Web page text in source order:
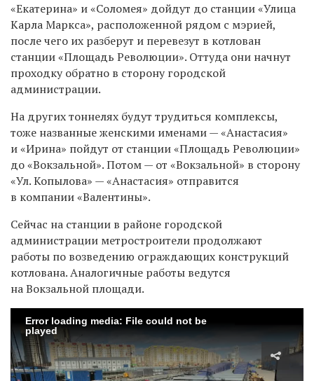
«Екатерина» и «Соломея» дойдут до станции «Улица
Карла Маркса», расположенной рядом с мэрией,
после чего их разберут и перевезут в котлован
станции «Площадь Революции». Оттуда они начнут
проходку обратно в сторону городской
администрации.
На других тоннелях будут трудиться комплексы,
тоже названные женскими именами — «Анастасия»
и «Ирина» пойдут от станции «Площадь Революции»
до «Вокзальной». Потом — от «Вокзальной» в сторону
«Ул. Копылова» — «Анастасия» отправится
в компании «Валентины».
Сейчас на станции в районе городской
администрации метростроители продолжают
работы по возведению ограждающих конструкций
котлована. Аналогичные работы ведутся
на Вокзальной площади.
Error loading media: File could not be
played